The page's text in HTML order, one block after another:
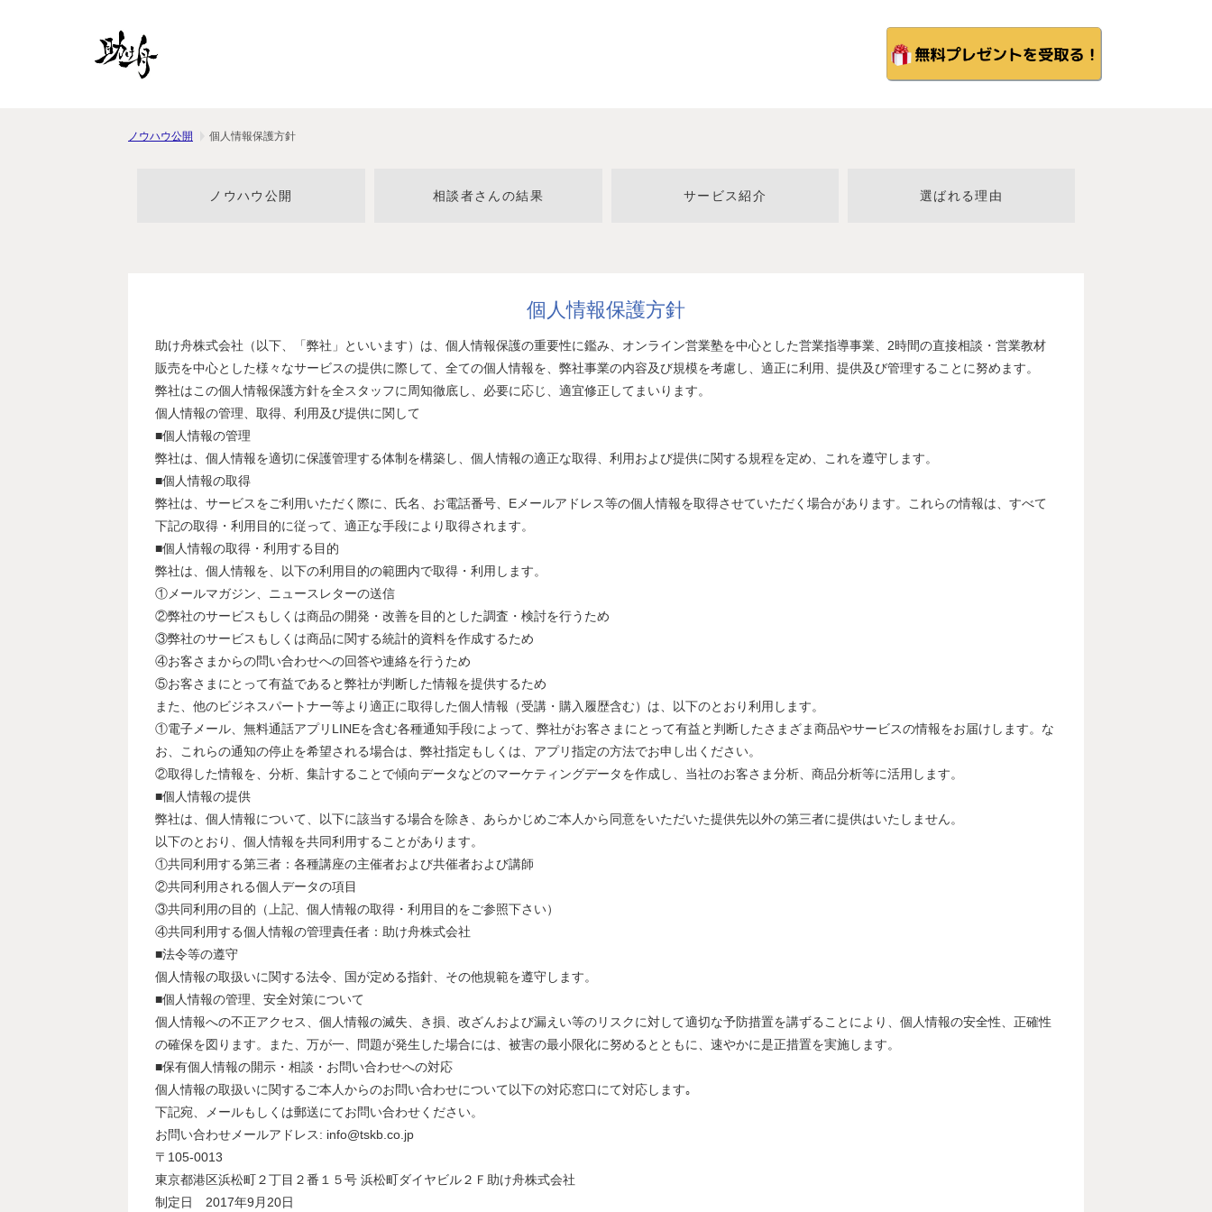
ノウハウ公開 個人情報保護方針
ノウハウ公開 相談者さんの結果 サービス紹介 選ばれる理由
個人情報保護方針
助け舟株式会社（以下、「弊社」といいます）は、個人情報保護の重要性に鑑み、オンライン営業塾を中心とした営業指導事業、2時間の直接相談・営業教材
販売を中心とした様々なサービスの提供に際して、全ての個人情報を、弊社事業の内容及び規模を考慮し、適正に利用、提供及び管理することに努めます。
弊社はこの個人情報保護方針を全スタッフに周知徹底し、必要に応じ、適宜修正してまいります。
個人情報の管理、取得、利用及び提供に関して
■個人情報の管理
弊社は、個人情報を適切に保護管理する体制を構築し、個人情報の適正な取得、利用および提供に関する規程を定め、これを遵守します。
■個人情報の取得
弊社は、サービスをご利用いただく際に、氏名、お電話番号、Eメールアドレス等の個人情報を取得させていただく場合があります。これらの情報は、すべて
下記の取得・利用目的に従って、適正な手段により取得されます。
■個人情報の取得・利用する目的
弊社は、個人情報を、以下の利用目的の範囲内で取得・利用します。
①メールマガジン、ニュースレターの送信
②弊社のサービスもしくは商品の開発・改善を目的とした調査・検討を行うため
③弊社のサービスもしくは商品に関する統計的資料を作成するため
④お客さまからの問い合わせへの回答や連絡を行うため
⑤お客さまにとって有益であると弊社が判断した情報を提供するため
また、他のビジネスパートナー等より適正に取得した個人情報（受講・購入履歴含む）は、以下のとおり利用します。
①電子メール、無料通話アプリLINEを含む各種通知手段によって、弊社がお客さまにとって有益と判断したさまざま商品やサービスの情報をお届けします。な
お、これらの通知の停止を希望される場合は、弊社指定もしくは、アプリ指定の方法でお申し出ください。
②取得した情報を、分析、集計することで傾向データなどのマーケティングデータを作成し、当社のお客さま分析、商品分析等に活用します。
■個人情報の提供
弊社は、個人情報について、以下に該当する場合を除き、あらかじめご本人から同意をいただいた提供先以外の第三者に提供はいたしません。
以下のとおり、個人情報を共同利用することがあります。
①共同利用する第三者：各種講座の主催者および共催者および講師
②共同利用される個人データの項目
③共同利用の目的（上記、個人情報の取得・利用目的をご参照下さい）
④共同利用する個人情報の管理責任者：助け舟株式会社
■法令等の遵守
個人情報の取扱いに関する法令、国が定める指針、その他規範を遵守します。
■個人情報の管理、安全対策について
個人情報への不正アクセス、個人情報の滅失、き損、改ざんおよび漏えい等のリスクに対して適切な予防措置を講ずることにより、個人情報の安全性、正確性
の確保を図ります。また、万が一、問題が発生した場合には、被害の最小限化に努めるとともに、速やかに是正措置を実施します。
■保有個人情報の開示・相談・お問い合わせへの対応
個人情報の取扱いに関するご本人からのお問い合わせについて以下の対応窓口にて対応します｡
下記宛、メールもしくは郵送にてお問い合わせください。
お問い合わせメールアドレス: info@tskb.co.jp
〒105-0013
東京都港区浜松町２丁目２番１５号 浜松町ダイヤビル２Ｆ助け舟株式会社
制定日 2017年9月20日